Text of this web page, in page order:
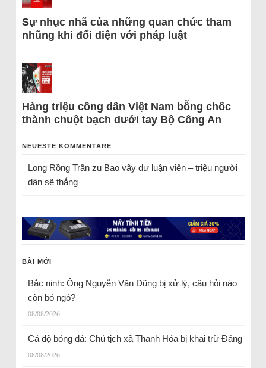
Sự nhục nhã của những quan chức tham
nhũng khi đối diện với pháp luật
Hàng triệu công dân Việt Nam bỗng chốc
thành chuột bạch dưới tay Bộ Công An
NEUESTE KOMMENTARE
Long Rồng Trầnzu Bao vây dư luận viên – triệu người
dân sẽ thắng
BÀI MỚI
Bắc ninh: Ông Nguyễn Văn Dũng bị xử lý, câu hỏi nào
còn bỏ ngỏ?
08/08/2026
Cá độ bóng đá: Chủ tịch xã Thanh Hóa bị khai trừ Đảng
08/08/2026